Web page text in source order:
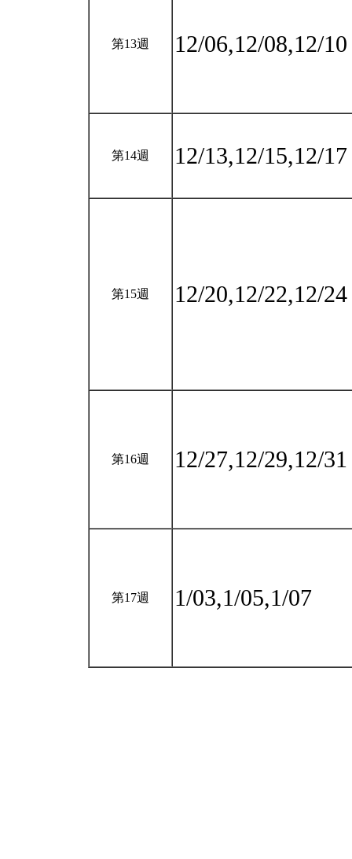
第13週 12/06,12/08,12/
第14週 12/13,12/15,12/
第15週 12/20,12/22,12/
第16週 12/27,12/29,12/
第17週 1/03,1/05,1/07